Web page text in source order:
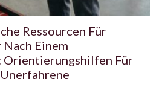
Ressourcen Für
Einem
Orientierungshilfen Für